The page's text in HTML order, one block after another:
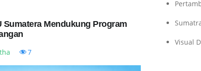
Sumatera Mendukung Program
7
Visual